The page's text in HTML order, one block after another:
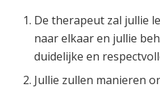
De therapeut zal jullie
naar elkaar en jullie
duidelijke en
Jullie zullen manieren